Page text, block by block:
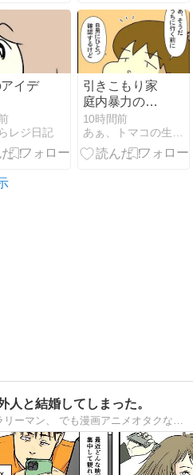
イデ
レジ日記
引きこもり家
庭内暴力の中
学生を部屋か
ら出した話⑪
10時間前
人と結婚してしまった。